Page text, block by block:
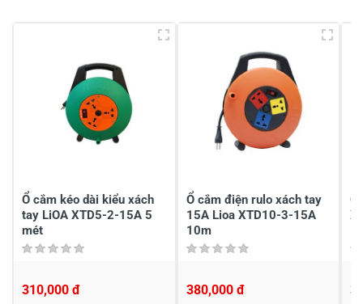
2
-
1
-
Chia sẻ nhận xét về sản phẩm
Ổ cắm kéo dài kiểu xách
tay LiOA XTD5-2-15A 5
mét
310,000 đ
Ổ cắm điện rulo xách tay
15A Lioa XTD10-3-15A
10m
380,000 đ
Ổ